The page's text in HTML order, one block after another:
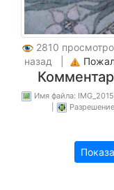
2810
назад |
Имя файла: